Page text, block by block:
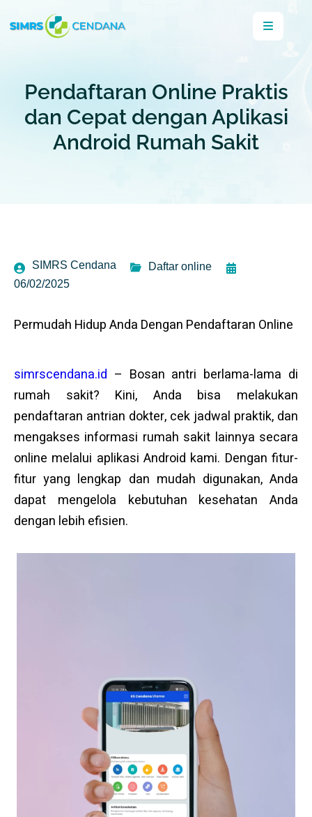
Pendaftaran Online Praktis
dan Cepat dengan Aplikasi
Android Rumah Sakit
SIMRS Cendana
Daftar online
06/02/2025
Permudah Hidup Anda Dengan Pendaftaran Online
simrscendana.id – Bosan antri berlama-lama di
rumah sakit? Kini, Anda bisa melakukan
pendaftaran antrian dokter, cek jadwal praktik, dan
mengakses informasi rumah sakit lainnya secara
online melalui aplikasi Android kami. Dengan fitur-
fitur yang lengkap dan mudah digunakan, Anda
dapat mengelola kebutuhan kesehatan Anda
dengan lebih efisien.